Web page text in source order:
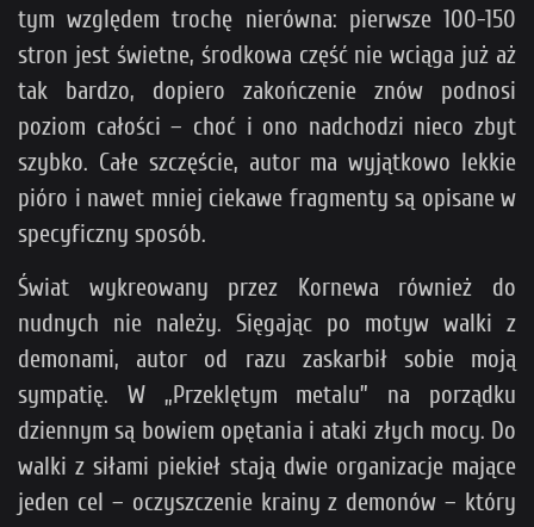
tym względem trochę nierówna: pierwsze 100-150
stron jest świetne, środkowa część nie wciąga już aż
tak bardzo, dopiero zakończenie znów podnosi
poziom całości – choć i ono nadchodzi nieco zbyt
szybko. Całe szczęście, autor ma wyjątkowo lekkie
pióro i nawet mniej ciekawe fragmenty są opisane w
specyficzny sposób.
Świat wykreowany przez Kornewa również do
nudnych nie należy. Sięgając po motyw walki z
demonami, autor od razu zaskarbił sobie moją
sympatię. W „Przeklętym metalu” na porządku
dziennym są bowiem opętania i ataki złych mocy. Do
walki z siłami piekieł stają dwie organizacje mające
jeden cel – oczyszczenie krainy z demonów – który